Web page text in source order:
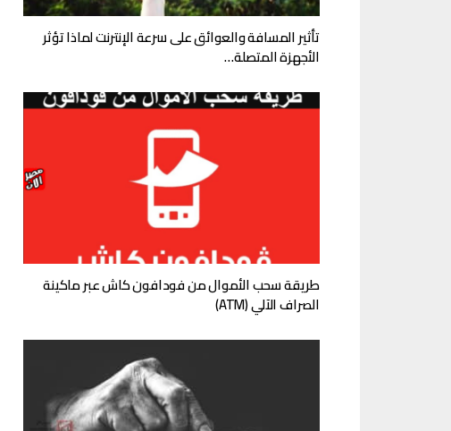
تأثير المسافة والعوائق على سرعة الإنترنت لماذا تؤثر
الأجهزة المتصلة…
طريقة سحب الأموال من فودافون كاش عبر ماكينة
الصراف الآلي (ATM)